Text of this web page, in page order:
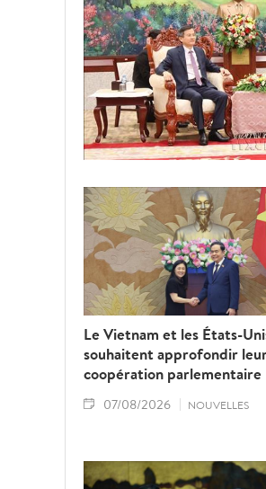
Le Vietnam et les États-
souhaitent approfondir
coopération parlementaire
07/08/2026 NOUVELLES